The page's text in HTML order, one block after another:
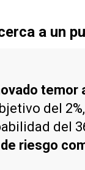
a un
temor
del
del
riesgo